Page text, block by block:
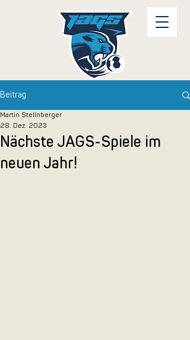
Beitrag
Nächste JAGS-Spiele im
neuen Jahr!
Martin Stellnberger
28. Dez. 2023